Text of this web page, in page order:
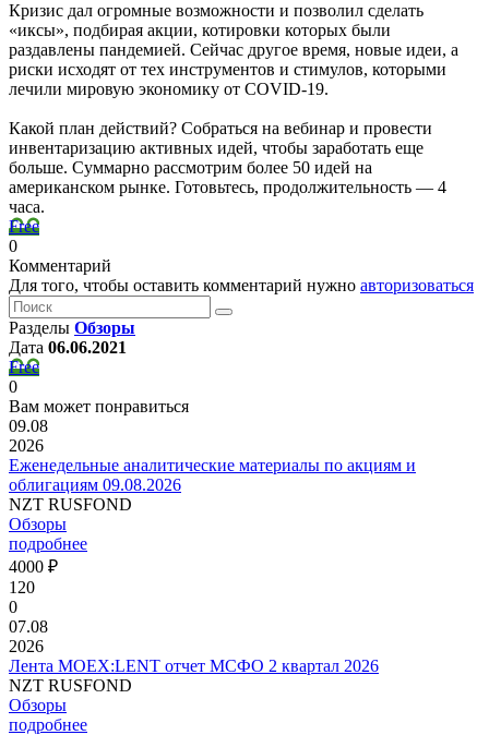
Кризис дал огромные возможности и позволил сделать
«иксы», подбирая акции, котировки которых были
раздавлены пандемией. Сейчас другое время, новые идеи, а
риски исходят от тех инструментов и стимулов, которыми
лечили мировую экономику от COVID-19.
Какой план действий? Собраться на вебинар и провести
инвентаризацию активных идей, чтобы заработать еще
больше. Cуммарно рассмотрим более 50 идей на
американском рынке. Готовьтесь, продолжительность — 4
часа.
Free
0
Комментарий
Для того, чтобы оставить комментарий нужно авторизоваться
Разделы Обзоры
Дата 06.06.2021
Free
0
Вам может понравиться
09.08
2026
Еженедельные аналитические материалы по акциям и
облигациям 09.08.2026
NZT RUSFOND
Обзоры
подробнее
4000 ₽
120
0
07.08
2026
Лента MOEX:LENT отчет МСФО 2 квартал 2026
NZT RUSFOND
Обзоры
подробнее